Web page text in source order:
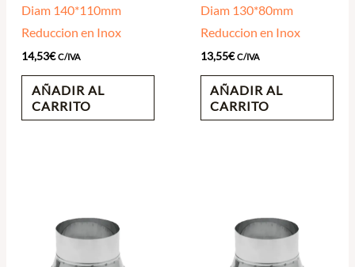
Diam 140*110mm
Reduccion en Inox
14,53€ C/IVA
AÑADIR AL
CARRITO
Diam 130*80mm
Reduccion en Inox
13,55€ C/IVA
AÑADIR AL
CARRITO